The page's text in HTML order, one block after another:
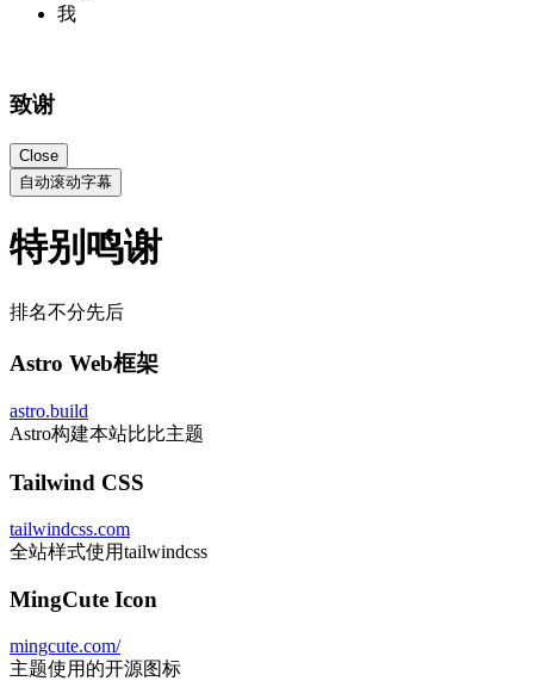
我
致谢
Close
自动滚动字幕
特别鸣谢
排名不分先后
Astro Web框架
astro.build
Astro构建本站比比主题
Tailwind CSS
tailwindcss.com
全站样式使用tailwindcss
MingCute Icon
mingcute.com/
主题使用的开源图标